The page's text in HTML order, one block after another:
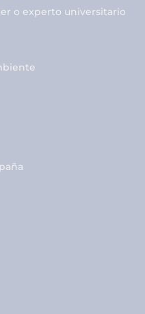
o experto universitario